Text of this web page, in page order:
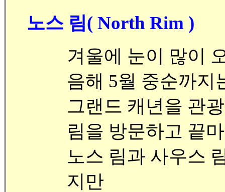
노스 림( North Rim )
겨울에 눈이 많이
음해 5월 중순까지
그랜드 캐년을 관
림을 방문하고 끝
노스 림과 사우스
지만